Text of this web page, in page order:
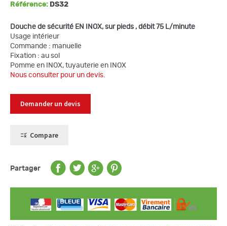
Référence: DS32
Douche de sécurité EN INOX, sur pieds , débit 75 L/minute
Usage intérieur
Commande : manuelle
Fixation : au sol
Pomme en INOX, tuyauterie en INOX
Nous consulter pour un devis.
Demander un devis
Compare
Partager